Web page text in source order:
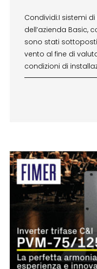
Condividi:I sistemi
dell’azienda Basic,
sono stati
vento al fine di
condizioni di